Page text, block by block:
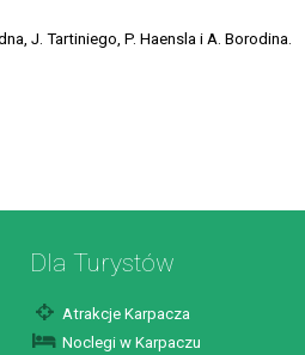
J. Tartiniego, P. Haensla i A. Borodina.
Dla Turystów
Atrakcje Karpacza
Noclegi w Karpaczu